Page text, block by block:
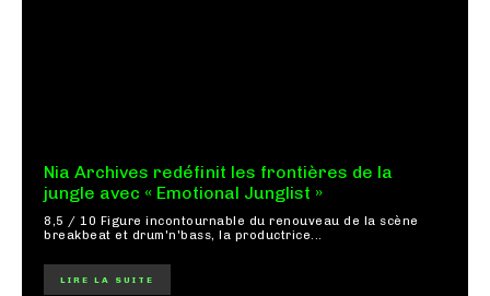
Nia Archives redéfinit les frontières de la
jungle avec « Emotional Junglist »
8,5 / 10 Figure incontournable du renouveau de la scène
breakbeat et drum'n'bass, la productrice...
LIRE LA SUITE